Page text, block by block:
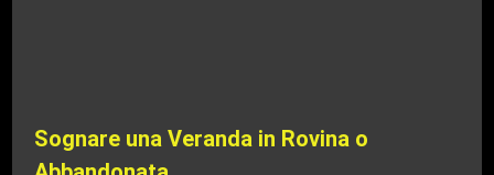
Sognare una Veranda in Rovina o